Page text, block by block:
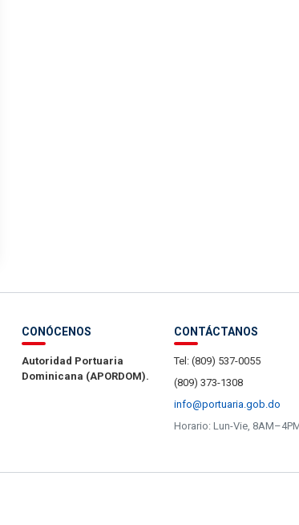
CONÓCENOS
Autoridad Portuaria
Dominicana (APORDOM).
CONTÁCTANOS
Tel: (809) 537-0055
(809) 373-1308
info@portuaria.gob.do
Horario: Lun-Vie,